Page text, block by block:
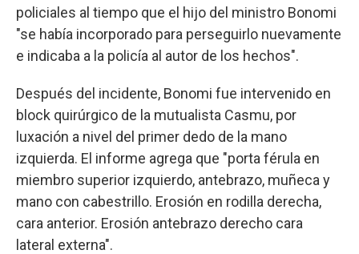
policiales al tiempo que el hijo del ministro Bonomi
"se había incorporado para perseguirlo nuevamente
e indicaba a la policía al autor de los hechos".
Después del incidente, Bonomi fue intervenido en
block quirúrgico de la mutualista Casmu, por
luxación a nivel del primer dedo de la mano
izquierda. El informe agrega que "porta férula en
miembro superior izquierdo, antebrazo, muñeca y
mano con cabestrillo. Erosión en rodilla derecha,
cara anterior. Erosión antebrazo derecho cara
lateral externa".